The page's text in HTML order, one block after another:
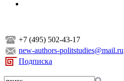
+7 (495) 502-43-17
new-authors-politstudies@mail.ru
Подписка